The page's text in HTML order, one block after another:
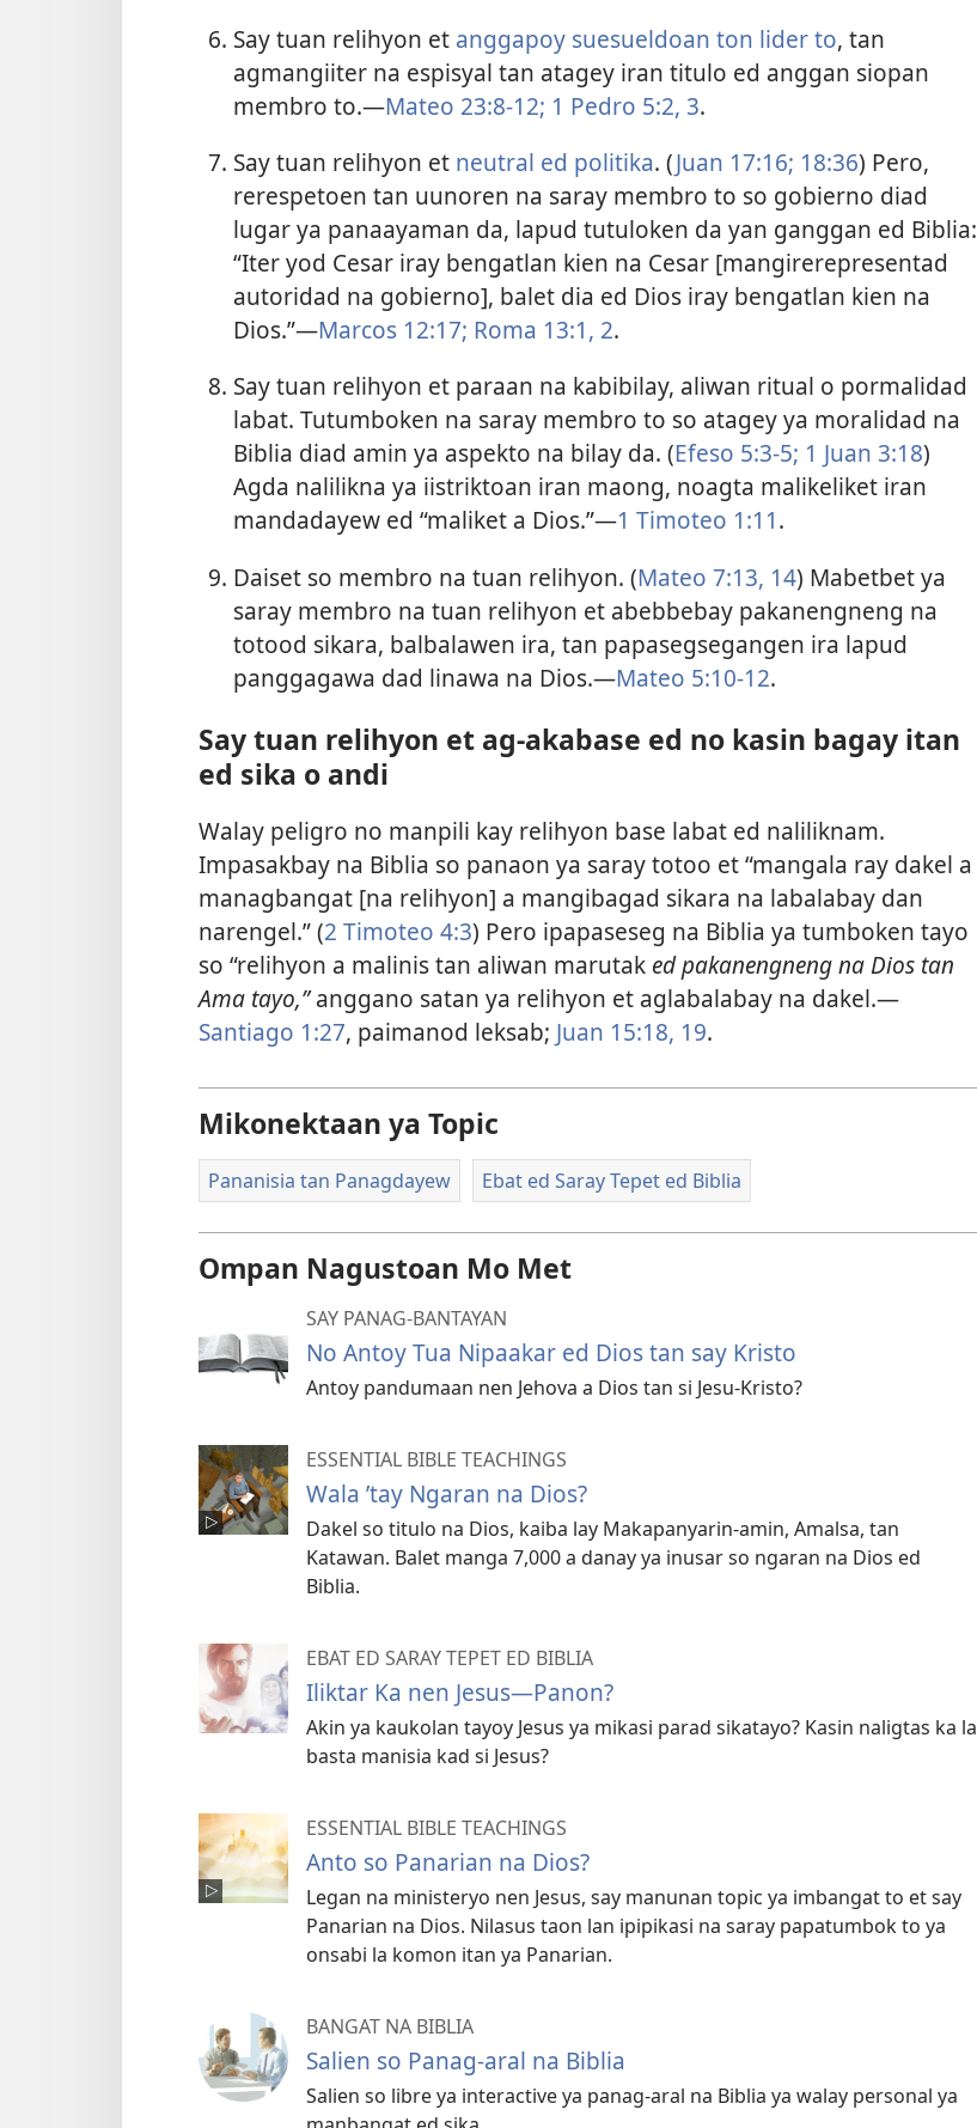
Say tuan relihyon et anggapoy suesueldoan ton lider to, tan
agmangiiter na espisyal tan atagey iran titulo ed anggan siopan
membro to.​—Mateo 23:8-12; 1 Pedro 5:2, 3.
Say tuan relihyon et neutral ed politika. (Juan 17:16; 18:36) Pero,
rerespetoen tan uunoren na saray membro to so gobierno diad
lugar ya panaayaman da, lapud tutuloken da yan ganggan ed Biblia:
“Iter yod Cesar iray bengatlan kien na Cesar [mangirerepresentad
autoridad na gobierno], balet dia ed Dios iray bengatlan kien na
Dios.”​—Marcos 12:17; Roma 13:1, 2.
Say tuan relihyon et paraan na kabibilay, aliwan ritual o pormalidad
labat. Tutumboken na saray membro to so atagey ya moralidad na
Biblia diad amin ya aspekto na bilay da. (Efeso 5:3-5; 1 Juan 3:18)
Agda nalilikna ya iistriktoan iran maong, noagta malikeliket iran
mandadayew ed “maliket a Dios.”—1 Timoteo 1:11.
Daiset so membro na tuan relihyon. (Mateo 7:13, 14) Mabetbet ya
saray membro na tuan relihyon et abebbebay pakanengneng na
totood sikara, balbalawen ira, tan papasegsegangen ira lapud
panggagawa dad linawa na Dios.​—Mateo 5:10-12.
Say tuan relihyon et ag-akabase ed no kasin bagay itan
ed sika o andi
Walay peligro no manpili kay relihyon base labat ed naliliknam.
Impasakbay na Biblia so panaon ya saray totoo et “mangala ray dakel a
managbangat [na relihyon] a mangibagad sikara na labalabay dan
narengel.” (2 Timoteo 4:3) Pero ipapaseseg na Biblia ya tumboken tayo
so “relihyon a malinis tan aliwan marutak ed pakanengneng na Dios tan
Ama tayo,”anggano satan ya relihyon et aglabalabay na dakel.​—
Santiago 1:27, paimanod leksab; Juan 15:18, 19.
Mikonektaan ya Topic
Pananisia tan Panagdayew Ebat ed Saray Tepet ed Biblia
Ompan Nagustoan Mo Met
SAY PANAG-BANTAYAN
No Antoy Tua Nipaakar ed Dios tan say Kristo
Antoy pandumaan nen Jehova a Dios tan si Jesu-Kristo?
ESSENTIAL BIBLE TEACHINGS
Wala ’tay Ngaran na Dios?
Dakel so titulo na Dios, kaiba lay Makapanyarin-amin, Amalsa, tan
Katawan. Balet manga 7,000 a danay ya inusar so ngaran na Dios ed
Biblia.
EBAT ED SARAY TEPET ED BIBLIA
Iliktar Ka nen Jesus—Panon?
Akin ya kaukolan tayoy Jesus ya mikasi parad sikatayo? Kasin naligtas ka la
basta manisia kad si Jesus?
ESSENTIAL BIBLE TEACHINGS
Anto so Panarian na Dios?
Legan na ministeryo nen Jesus, say manunan topic ya imbangat to et say
Panarian na Dios. Nilasus taon lan ipipikasi na saray papatumbok to ya
onsabi la komon itan ya Panarian.
BANGAT NA BIBLIA
Salien so Panag-aral na Biblia
Salien so libre ya interactive ya panag-aral na Biblia ya walay personal ya